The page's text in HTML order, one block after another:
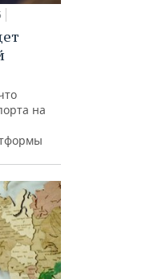
на